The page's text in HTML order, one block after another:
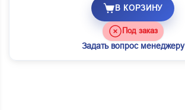
В КОРЗИНУ
Под заказ
Задать вопрос менеджеру